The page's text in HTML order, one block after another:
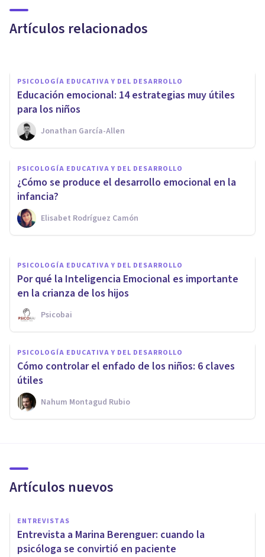
Artículos relacionados
claves
PSICOLOGÍA EDUCATIVA Y DEL DESARROLLO
​Educación emocional: 14 estrategias muy útiles
para los niños
Jonathan García-Allen
PSICOLOGÍA EDUCATIVA Y DEL DESARROLLO
¿Cómo se produce el desarrollo emocional en la
infancia?
Elisabet Rodríguez Camón
PSICOLOGÍA EDUCATIVA Y DEL DESARROLLO
Cómo educar las emociones de
los niños, en 3 claves (y
beneficios)
Bertrand Regader
PSICOLOGÍA EDUCATIVA Y DEL DESARROLLO
Por qué la Inteligencia Emocional es importante
en la crianza de los hijos
Psicobai
PSICOLOGÍA EDUCATIVA Y DEL DESARROLLO
Cómo controlar el enfado de los niños: 6 claves
útiles
Nahum Montagud Rubio
Artículos nuevos
ENTREVISTAS
Entrevista a Marina Berenguer: cuando la
psicóloga se convirtió en paciente